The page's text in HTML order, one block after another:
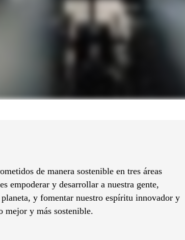
de manera sostenible en tres áreas
empoderar y desarrollar a nuestra gente,
y fomentar nuestro espíritu innovador y
mejor y más sostenible.